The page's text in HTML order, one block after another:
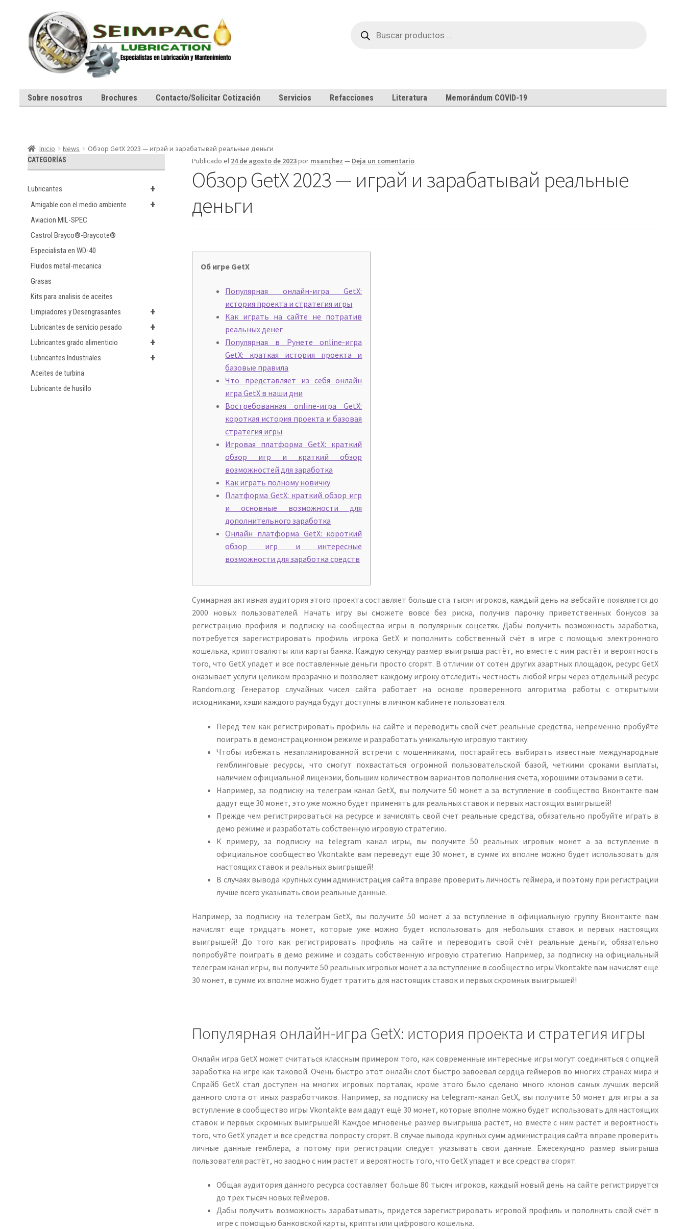
a
la
navegación
al
contenido
productos
Sobre nosotros Brochures Contacto/Solicitar Cotización Servicios Refacciones Literatura Memorándum COVID-19
Inicio News
Обзор GetX 2023 — играй и зарабатывай реальные деньги
Publicado el 24 de agosto de 2023por msanchez — Deja un comentario
Обзор GetX 2023 — играй и зарабатывай реальные
деньги
Об игре GetX
Популярная онлайн-игра GetX:
история проекта и стратегия игры
Как играть на сайте не потратив
реальных денег
Популярная в Рунете online-игра
GetX: краткая история проекта и
базовые правила
Что представляет из себя онлайн
игра GetX в наши дни
Востребованная online-игра GetX:
короткая история проекта и базовая
стратегия игры
Игровая платформа GetX: краткий
обзор игр и краткий обзор
возможностей для заработка
Как играть полному новичку
Платформа GetX: краткий обзор игр
и основные возможности для
дополнительного заработка
Онлайн платформа GetX: короткий
обзор игр и интересные
возможности для заработка средств
Суммарная активная аудитория этого проекта составляет больше ста тысяч игроков, каждый день на вебсайте появляется до
2000 новых пользователей. Начать игру вы сможете вовсе без риска, получив парочку приветственных бонусов за
регистрацию профиля и подписку на сообщества игры в популярных соцсетях. Дабы получить возможность заработка,
потребуется зарегистрировать профиль игрока GetX и пополнить собственный счёт в игре с помощью электронного
кошелька, криптовалюты или карты банка. Каждую секунду размер выигрыша растёт, но вместе с ним растёт и вероятность
того, что GetX упадет и все поставленные деньги просто сгорят. В отличии от сотен других азартных площадок, ресурс GetX
оказывает услуги целиком прозрачно и позволяет каждому игроку отследить честность любой игры через отдельный ресурс
Random.org Генератор случайных чисел сайта работает на основе проверенного алгоритма работы с открытыми
исходниками, хэши каждого раунда будут доступны в личном кабинете пользователя.
Перед тем как регистрировать профиль на сайте и переводить свой счёт реальные средства, непременно пробуйте
поиграть в демонстрационном режиме и разработать уникальную игровую тактику.
Чтобы избежать незапланированной встречи с мошенниками, постарайтесь выбирать известные международные
гемблинговые ресурсы, что смогут похвастаться огромной пользовательской базой, четкими сроками выплаты,
наличием официальной лицензии, большим количеством вариантов пополнения счёта, хорошими отзывами в сети.
Например, за подписку на телеграм канал GetX, вы получите 50 монет а за вступление в сообщество Вконтакте вам
дадут еще 30 монет, это уже можно будет применять для реальных ставок и первых настоящих выигрышей!
Прежде чем регистрироваться на ресурсе и зачислять свой счет реальные средства, обязательно пробуйте играть в
демо режиме и разработать собственную игровую стратегию.
К примеру, за подписку на telegram канал игры, вы получите 50 реальных игровых монет а за вступление в
официальное сообщество Vkontakte вам переведут еще 30 монет, в сумме их вполне можно будет использовать для
настоящих ставок и реальных выигрышей!
В случаях вывода крупных сумм администрация сайта вправе проверить личность геймера, и поэтому при регистрации
лучше всего указывать свои реальные данные.
Например, за подписку на телеграм GetX, вы получите 50 монет а за вступление в официальную группу Вконтакте вам
начислят еще тридцать монет, которые уже можно будет использовать для небольших ставок и первых настоящих
выигрышей! До того как регистрировать профиль на сайте и переводить свой счёт реальные деньги, обязательно
попробуйте поиграть в демо режиме и создать собственную игровую стратегию. Например, за подписку на официальный
телеграм канал игры, вы получите 50 реальных игровых монет а за вступление в сообщество игры Vkontakte вам начислят еще
30 монет, в сумме их вполне можно будет тратить для настоящих ставок и первых скромных выигрышей!
Популярная онлайн-игра GetX: история проекта и стратегия игры
Онлайн игра GetX может считаться классным примером того, как современные интересные игры могут соединяться с опцией
заработка на игре как таковой. Очень быстро этот онлайн слот быстро завоевал сердца геймеров во многих странах мира и
Спрайб GetX стал доступен на многих игровых порталах, кроме этого было сделано много клонов самых лучших версий
данного слота от иных разработчиков. Например, за подписку на telegram-канал GetX, вы получите 50 монет для игры а за
вступление в сообщество игры Vkontakte вам дадут ещё 30 монет, которые вполне можно будет использовать для настоящих
ставок и первых скромных выигрышей! Каждое мгновенье размер выигрыша растет, но вместе с ним растёт и вероятность
того, что GetX упадет и все средства попросту сгорят. В случае вывода крупных сумм администрация сайта вправе проверить
личные данные гемблера, а потому при регистрации следует указывать свои данные. Ежесекундно размер выигрыша
пользователя растёт, но заодно с ним растет и вероятность того, что GetX упадет и все средства сгорят.
Общая аудитория данного ресурса составляет больше 80 тысяч игроков, каждый новый день на сайте регистрируется
до трех тысяч новых геймеров.
Дабы получить возможность зарабатывать, придется зарегистрировать игровой профиль и пополнить свой счёт в
игре с помощью банковской карты, крипты или цифрового кошелька.
CATEGORÍAS
+
Lubricantes
+
Amigable con el medio ambiente
Aviacion MIL-SPEC
Castrol Brayco®-Braycote®
Especialista en WD-40
Fluidos metal-mecanica
Grasas
Kits para analisis de aceites
+
Limpiadores y Desengrasantes
+
Lubricantes de servicio pesado
+
Lubricantes grado alimenticio
+
Lubricantes Industriales
Aceites de turbina
Lubricante de husillo